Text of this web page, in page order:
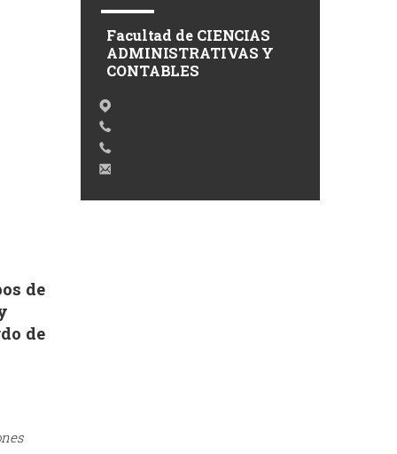
de
de
Facultad deCIENCIAS
ADMINISTRATIVAS Y
CONTABLES